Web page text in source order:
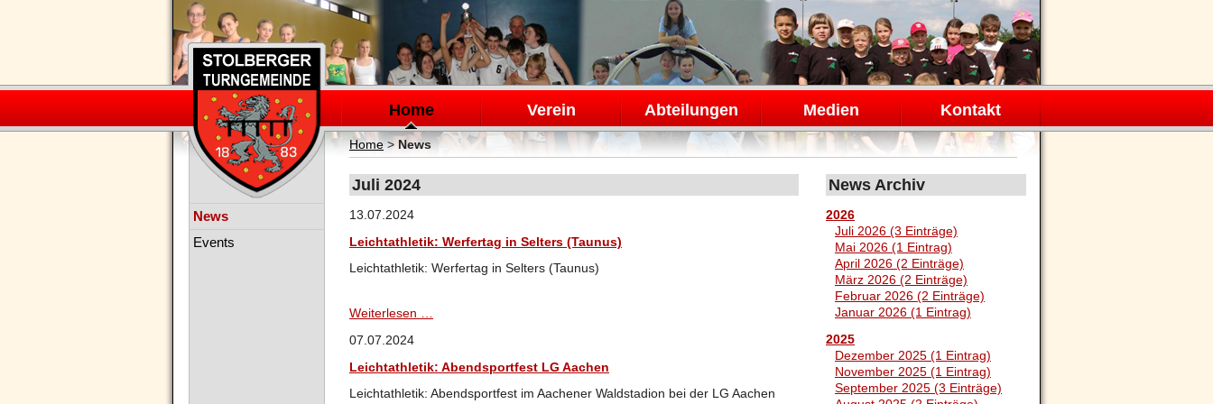
Navigation
überspringen
Home Verein Abteilungen Medien Kontakt
Home> News
Juli 2024
13.07.2024
Leichtathletik: Werfertag in Selters (Taunus)
Leichtathletik: Werfertag in Selters (Taunus)
Weiterlesen …
Selters
(Taunus)
07.07.2024
Leichtathletik: Abendsportfest LG Aachen
Leichtathletik: Abendsportfest im Aachener Waldstadion bei der LG Aachen
Navigation
News
Events
News Archiv
2026
Juli 2026 (3 Einträge)
Mai 2026 (1 Eintrag)
April 2026 (2 Einträge)
März 2026 (2 Einträge)
Februar 2026 (2 Einträge)
Januar 2026 (1 Eintrag)
2025
Dezember 2025 (1 Eintrag)
November 2025 (1 Eintrag)
September 2025 (3 Einträge)